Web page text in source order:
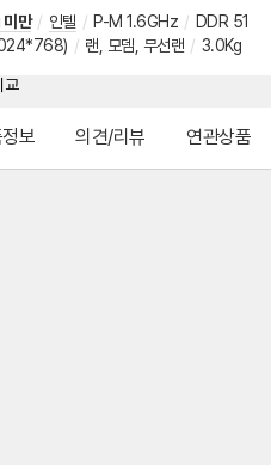
만 / 인텔 / P-M 1.6GHz / DDR 51
/ 랜, 모뎀, 무선랜 / 3.0Kg
보 의견/리뷰 연관상품